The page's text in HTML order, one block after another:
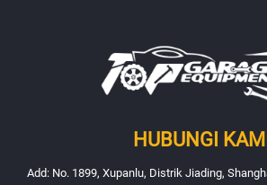
HUBUNGI KAMI
Add: No. 1899, Xupanlu, Distrik Jiading,